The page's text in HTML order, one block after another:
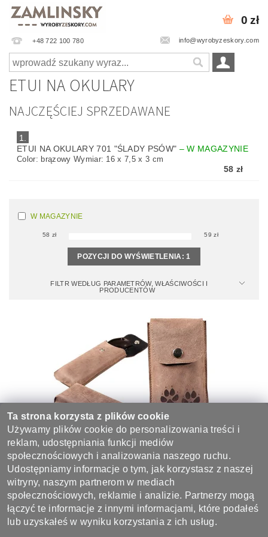
+48 722 100 780 info@wyrobyzeskory.com
0 zł
ETUI NA OKULARY
NAJCZĘŚCIEJ SPRZEDAWANE
1.
ETUI NA OKULARY 701 "ŚLADY PSÓW" –W MAGAZYNIE
Color: brązowy Wymiar: 16 x 7,5 x 3 cm
58 zł
W MAGAZYNIE
58 zł 59 zł
POZYCJI DO WYŚWIETLENIA:1
FILTR WEDŁUG PARAMETRÓW, WŁAŚCIWOŚCI I
PRODUCENTÓW
ETUI NA OKULARY 701 "ŚLADY PSÓW"
58 zł
Ta strona korzysta z plików cookie
Używamy plików cookie do personalizowania treści i
reklam, udostępniania funkcji mediów
społecznościowych i analizowania naszego ruchu.
Udostępniamy informacje o tym, jak korzystasz z naszej
witryny, naszym partnerom w mediach
społecznościowych, reklamie i analizie. Partnerzy mogą
łączyć te informacje z innymi informacjami, które podałeś
lub uzyskałeś w wyniku korzystania z ich usług.